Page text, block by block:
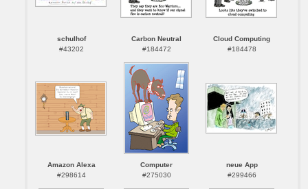
schulhof
#43202
Carbon Neutral
#184472
Cloud Computing
#184478
Amazon Alexa
#298614
Computer
#275030
neue App
#299466